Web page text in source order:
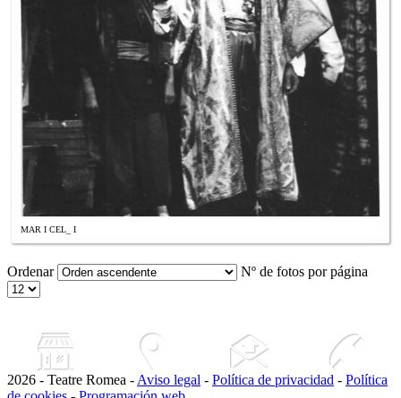
MAR I CEL_ I
Ordenar Nº de fotos por página
2026 - Teatre Romea - Aviso legal - Política de privacidad - Política